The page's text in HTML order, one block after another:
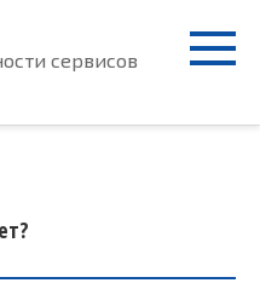
сервисов